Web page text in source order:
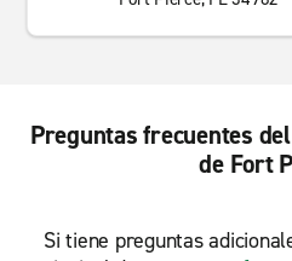
Preguntas frecuentes
de Fort
Si tiene preguntas